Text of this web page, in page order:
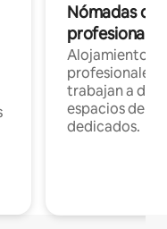
Nómadas
Alojamientos
profesionales
trabajan a
espacios de
dedicados.